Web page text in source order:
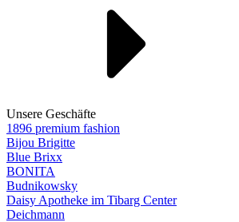
Unsere Geschäfte
1896 premium fashion
Bijou Brigitte
Blue Brixx
BONITA
Budnikowsky
Daisy Apotheke im Tibarg Center
Deichmann